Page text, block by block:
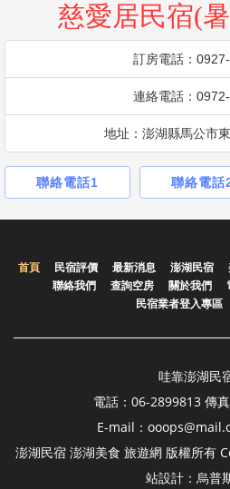
慈愛居民宿(
訂房電話：
連絡電話：
地址：澎湖縣馬公市
聯絡電話1 聯絡電話
首頁 民宿評價 最新消息 澎湖民宿
聯絡我們
查詢空房 關於我們
民宿業者登入專區
哇靠澎湖民
電話：06-2899813 傳
E-mail：
澎湖民宿 澎湖美食 旅遊網 版權所有
站設計：烏普